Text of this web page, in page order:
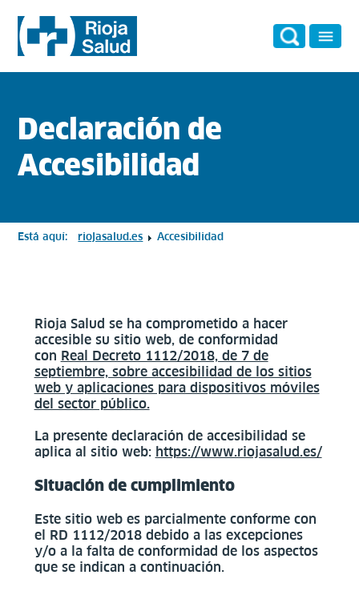
Declaración de
Accesibilidad
Está aquí: riojasalud.es Accesibilidad
Rioja Salud se ha comprometido a hacer
accesible su sitio web, de conformidad
con Real Decreto 1112/2018, de 7 de
septiembre, sobre accesibilidad de los sitios
web y aplicaciones para dispositivos móviles
del sector público.
La presente declaración de accesibilidad se
aplica al sitio web: https://www.riojasalud.es/
Situación de cumplimiento
Este sitio web es parcialmente conforme con
el RD 1112/2018 debido a las excepciones
y/o a la falta de conformidad de los aspectos
que se indican a continuación.